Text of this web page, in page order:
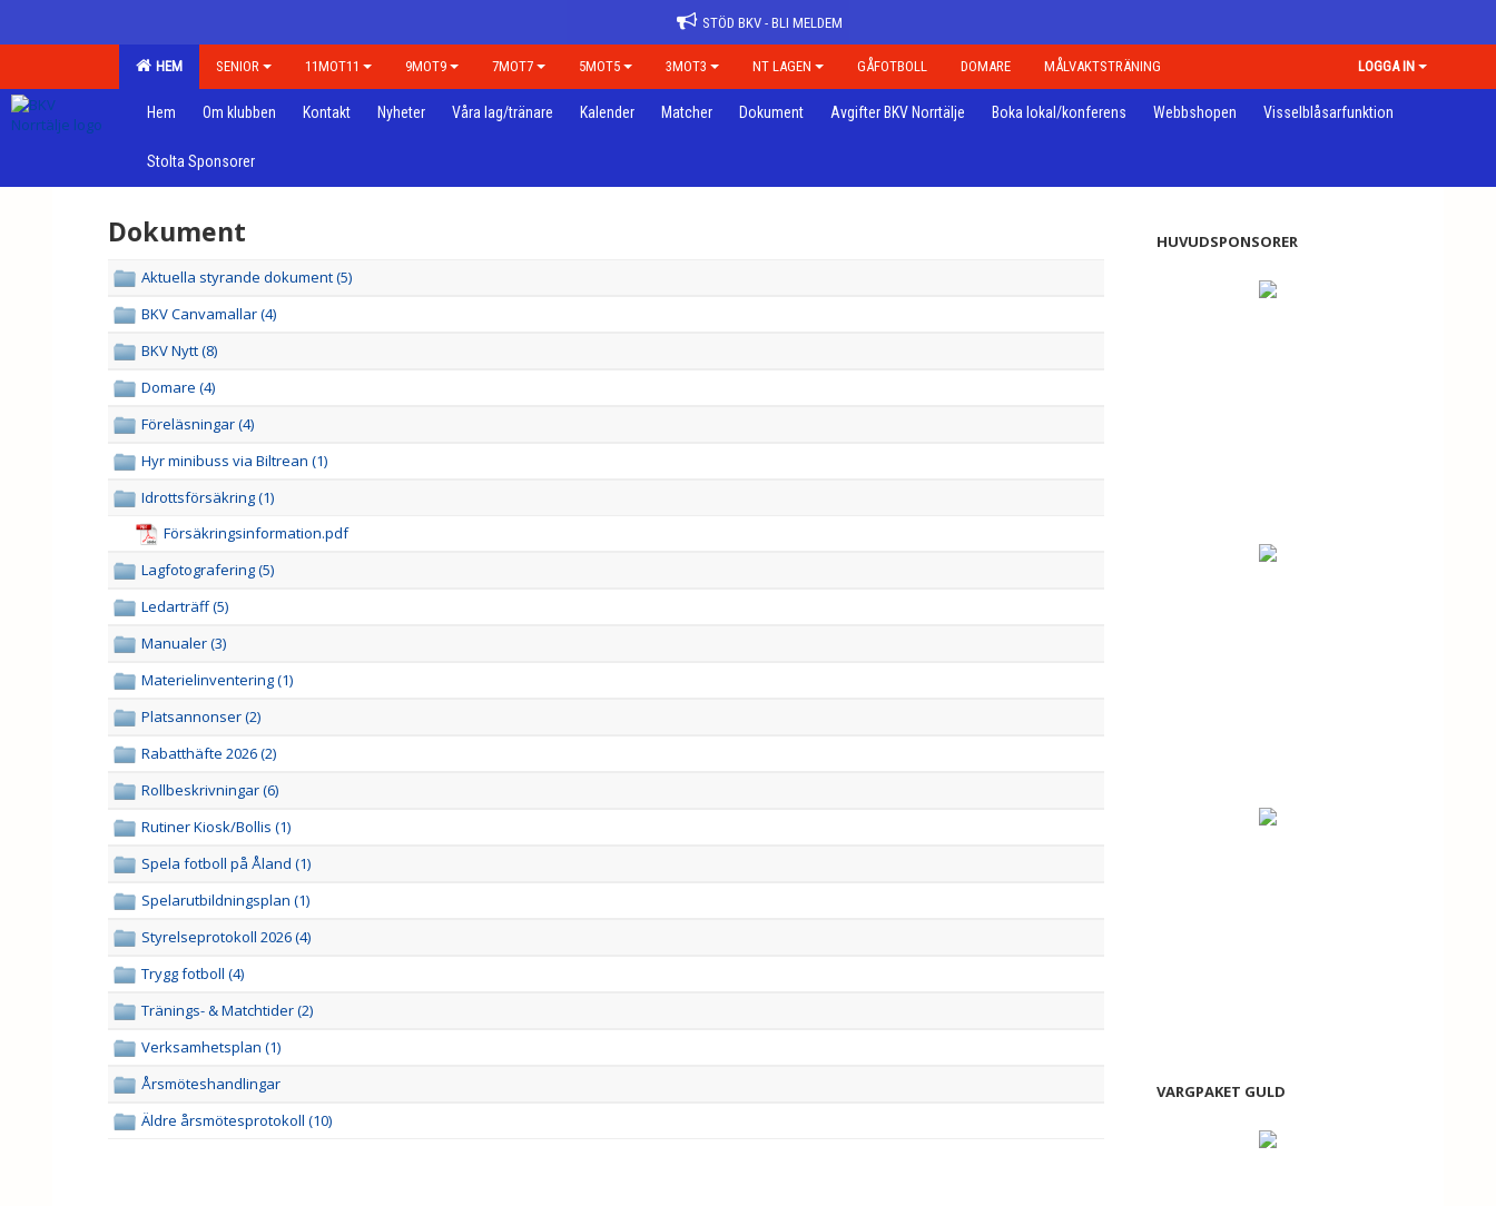
STÖD BKV - BLI MELDEM
HEM SENIOR 11MOT11 9MOT9 7MOT7 5MOT5 3MOT3 NT LAGEN GÅFOTBOLL DOMARE MÅLVAKTSTRÄNING LOGGA IN
Hem Om klubben Kontakt Nyheter Våra lag/tränare Kalender Matcher Dokument Avgifter BKV Norrtälje Boka lokal/konferens Webbshopen Visselblåsarfunktion
Stolta Sponsorer
Dokument
Aktuella styrande dokument (5)
BKV Canvamallar (4)
BKV Nytt (8)
Domare (4)
Föreläsningar (4)
Hyr minibuss via Biltrean (1)
Idrottsförsäkring (1)
Försäkringsinformation.pdf
Lagfotografering (5)
Ledarträff (5)
Manualer (3)
Materielinventering (1)
Platsannonser (2)
Rabatthäfte 2026 (2)
Rollbeskrivningar (6)
Rutiner Kiosk/Bollis (1)
Spela fotboll på Åland (1)
Spelarutbildningsplan (1)
Styrelseprotokoll 2026 (4)
Trygg fotboll (4)
Tränings- & Matchtider (2)
Verksamhetsplan (1)
Årsmöteshandlingar
Äldre årsmötesprotokoll (10)
HUVUDSPONSORER
VARGPAKET GULD